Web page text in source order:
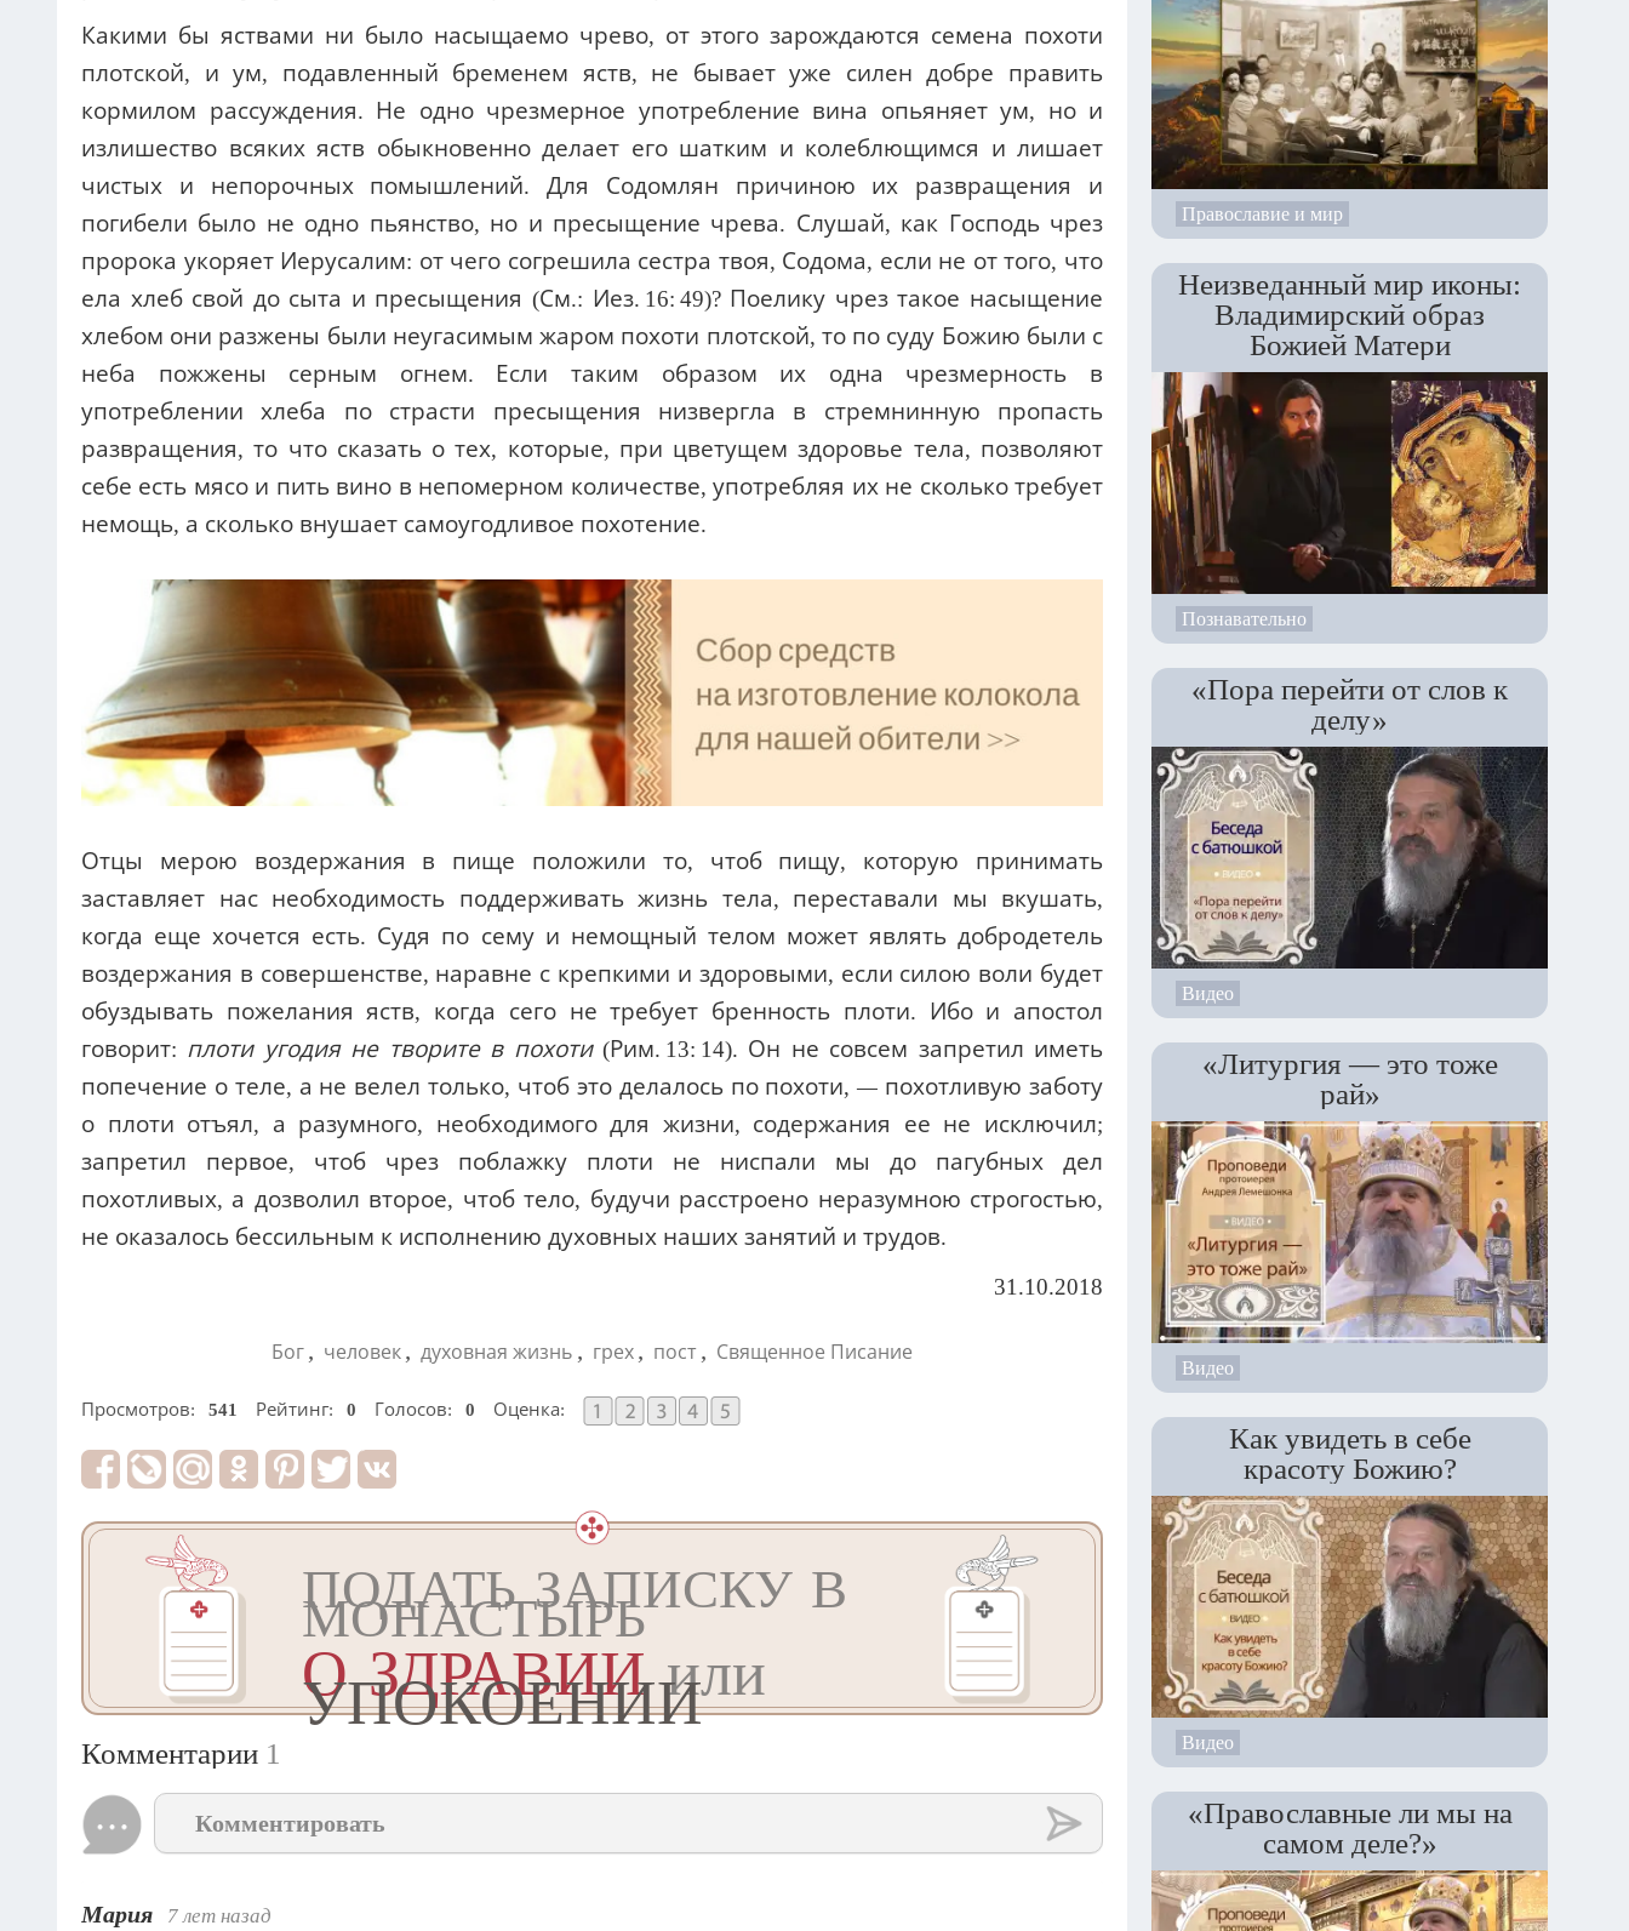
Какими бы яствами ни было насыщаемо чрево, от этого зарождаются семена похоти
плотской, и ум, подавленный бременем яств, не бывает уже силен добре править
кормилом рассуждения. Не одно чрезмерное употребление вина опьяняет ум, но и
излишество всяких яств обыкновенно делает его шатким и колеблющимся и лишает
чистых и непорочных помышлений. Для Содомлян причиною их развращения и
погибели было не одно пьянство, но и пресыщение чрева. Слушай, как Господь чрез
пророка укоряет Иерусалим: от чего согрешила сестра твоя, Содома, если не от того, что
ела хлеб свой до сыта и пресыщения (См.: Иез. 16: 49)? Поелику чрез такое насыщение
хлебом они разжены были неугасимым жаром похоти плотской, то по суду Божию были с
неба пожжены серным огнем. Если таким образом их одна чрезмерность в
употреблении хлеба по страсти пресыщения низвергла в стремнинную пропасть
развращения, то что сказать о тех, которые, при цветущем здоровье тела, позволяют
себе есть мясо и пить вино в непомерном количестве, употребляя их не сколько требует
немощь, а сколько внушает самоугодливое похотение.
Отцы мерою воздержания в пище положили то, чтоб пищу, которую принимать
заставляет нас необходимость поддерживать жизнь тела, переставали мы вкушать,
когда еще хочется есть. Судя по сему и немощный телом может являть добродетель
воздержания в совершенстве, наравне с крепкими и здоровыми, если силою воли будет
обуздывать пожелания яств, когда сего не требует бренность плоти. Ибо и апостол
говорит: плоти угодия не творите в похоти(Рим. 13: 14). Он не совсем запретил иметь
попечение о теле, а не велел только, чтоб это делалось по похоти,— похотливую заботу
о плоти отъял, а разумного, необходимого для жизни, содержания ее не исключил;
запретил первое, чтоб чрез поблажку плоти не ниспали мы до пагубных дел
похотливых, а дозволил второе, чтоб тело, будучи расстроено неразумною строгостью,
не оказалось бессильным к исполнению духовных наших занятий и трудов.
31.10.2018
Бог , человек , духовная жизнь , грех , пост , Священное Писание
Просмотров: 541 Рейтинг: 0 Голосов: 0 Оценка:
ПОДАТЬ ЗАПИСКУ В
МОНАСТЫРЬ
О ЗДРАВИИили
УПОКОЕНИИ
Комментарии 1
Комментировать
Мария 7 лет назад
Православие и мир
Неизведанный мир иконы:
Владимирский образ
Божией Матери
Познавательно
«Пора перейти от слов к
делу»
Видео
«Литургия — это тоже
рай»
Видео
Как увидеть в себе
красоту Божию?
Видео
«Православные ли мы на
самом деле?»